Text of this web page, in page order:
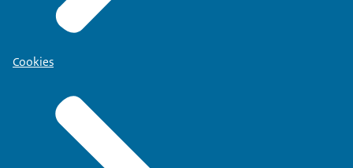
Cookies